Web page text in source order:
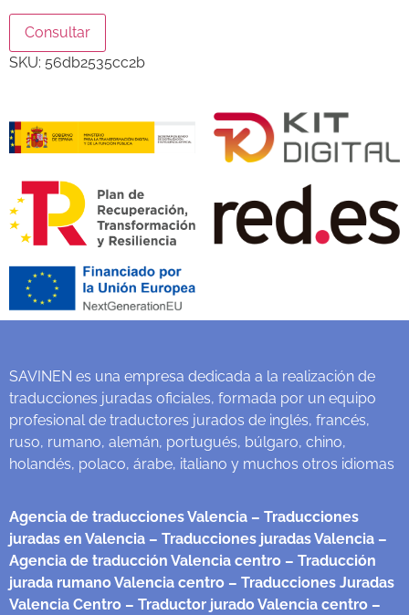
Consultar
SKU: 56db2535cc2b
SAVINEN es una empresa dedicada a la realización de
traducciones juradas oficiales, formada por un equipo
profesional de traductores jurados de inglés, francés,
ruso, rumano, alemán, portugués, búlgaro, chino,
holandés, polaco, árabe, italiano y muchos otros idiomas
Agencia de traducciones Valencia – Traducciones
juradas en Valencia – Traducciones juradas Valencia –
Agencia de traducción Valencia centro – Traducción
jurada rumano Valencia centro – Traducciones Juradas
Valencia Centro – Traductor jurado Valencia centro –